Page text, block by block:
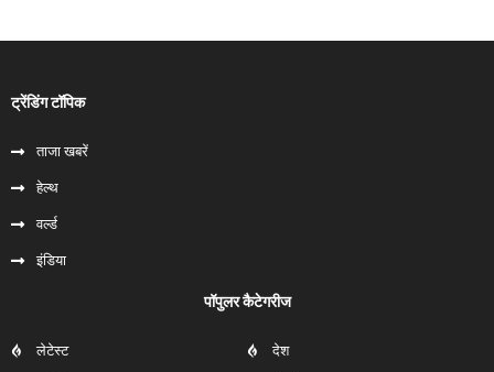
ट्रेंडिंग टॉपिक
ताजा खबरें
हेल्‍थ
वर्ल्ड
इंडिया
पॉपुलर कैटेगरीज
लेटेस्ट देश